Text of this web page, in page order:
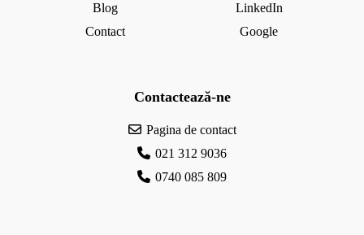
Blog
Contact
LinkedIn
Google
Contactează-ne
Pagina de contact
021 312 9036
0740 085 809